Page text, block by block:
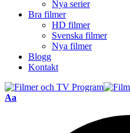
Nya serier
Bra filmer
HD filmer
Svenska filmer
Nya filmer
Blogg
Kontakt
Font
Aa